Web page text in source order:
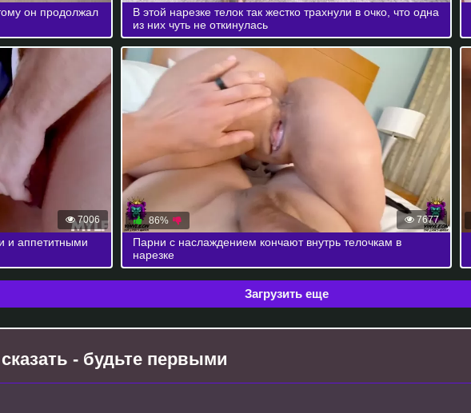
он продолжал
В этой нарезке телок так жестко трахнули в очко, что одна
из них чуть не откинулась
7006
и аппетитными
7677
86%
Парни с наслаждением кончают внутрь телочкам в
нарезке
Загрузить еще
- будьте первыми